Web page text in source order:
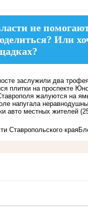
не
Или
заслужили два
плитки на проспекте
жалуются на
напугала
авто местных жителей
Ставропольского края